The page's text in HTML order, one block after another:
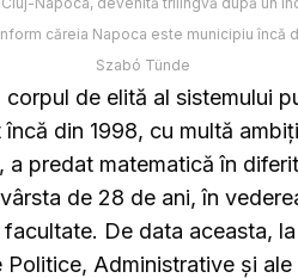
căreia Napoca este municipiu încă
Szabó Tünde
de elită al sistemului
din 1998, cu multă
a predat matematică în
de 28 de ani, în
De data aceasta,
Administrative și